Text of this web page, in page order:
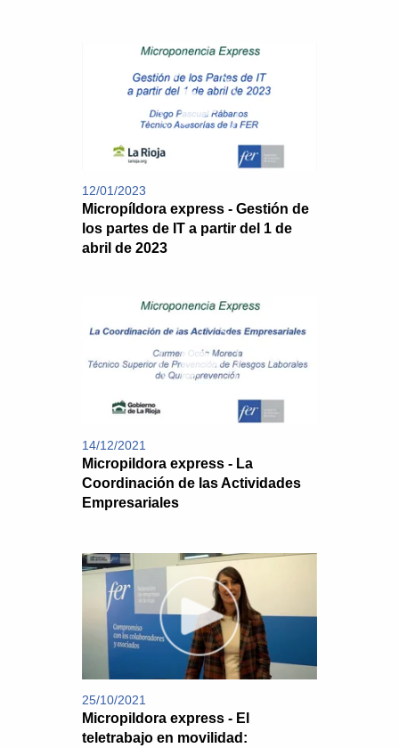
12/01/2023
Micropíldora express - Gestión de
los partes de IT a partir del 1 de
abril de 2023
14/12/2021
Micropildora express - La
Coordinación de las Actividades
Empresariales
25/10/2021
Micropildora express - El
teletrabajo en movilidad: